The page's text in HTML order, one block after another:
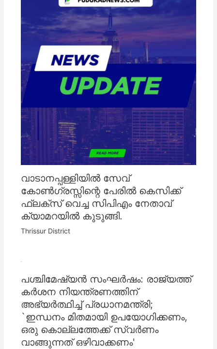
വാടാനപ്പള്ളിയിൽ സേവ്
കോൺഗ്രസ്സിന്റെ പേരിൽ കെസിക്ക്
ഫ്ലക്സ് വെച്ച സിപിഎം നേതാവ്
ക്യാമറയിൽ കുടുങ്ങി.
Thrissur District
പശ്ചിമേഷ്യൻ സംഘര്‍ഷം: രാജ്യത്ത്
കര്‍ശന നിയന്ത്രണത്തിന്
അഭ്യര്‍ത്ഥിച്ച്‌ പ്രധാനമന്ത്രി;
`ഇന്ധനം മിതമായി ഉപയോഗിക്കണം,
ഒരു കൊല്ലത്തേക്ക് സ്വര്‍ണം
വാങ്ങുന്നത് ഒഴിവാക്കണം'